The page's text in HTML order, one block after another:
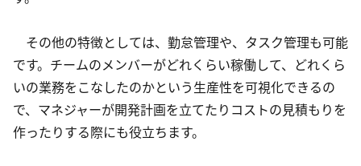
その他の特徴としては、勤怠管理や、タスク管理も可能
です。チームのメンバーがどれくらい稼働して、どれくら
いの業務をこなしたのかという生産性を可視化できるの
で、マネジャーが開発計画を立てたりコストの見積もりを
作ったりする際にも役立ちます。